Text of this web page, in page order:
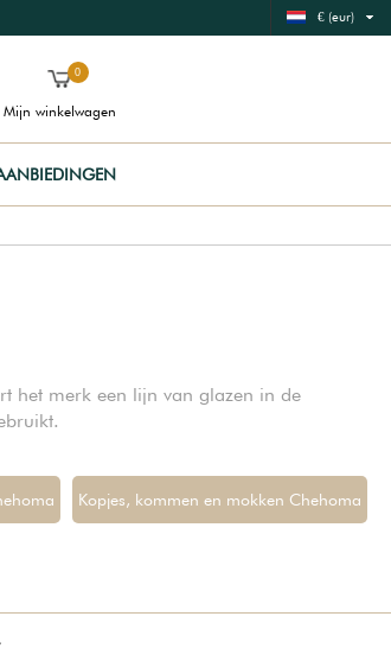
€ (eur)
0
Mijn winkelwagen
het merk een lijn van glazen in de
Kopjes, kommen en mokken Chehoma